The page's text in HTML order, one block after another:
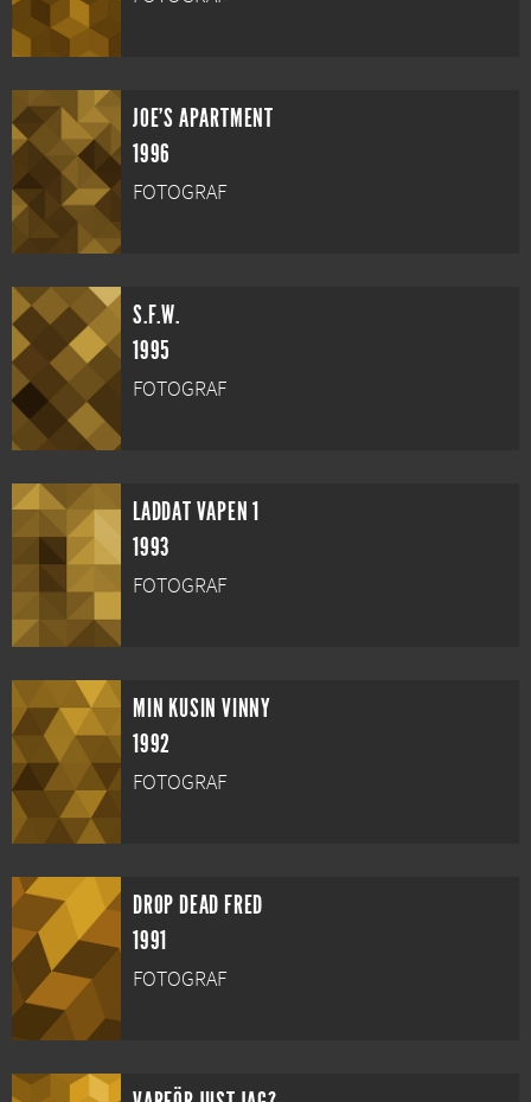
JOE'S APARTMENT
1996
FOTOGRAF
S.F.W.
1995
FOTOGRAF
LADDAT VAPEN 1
1993
FOTOGRAF
MIN KUSIN VINNY
1992
FOTOGRAF
DROP DEAD FRED
1991
FOTOGRAF